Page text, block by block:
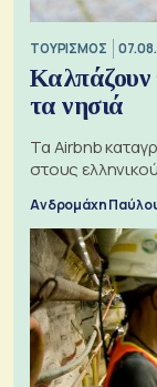
ΤΟΥΡΙΣΜΟΣ
Καλπάζουν
τα νησιά
Τα Airbnb
στους
Ανδρομάχη